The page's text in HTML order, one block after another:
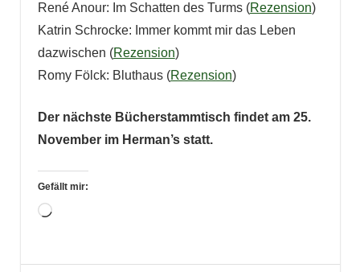
René Anour: Im Schatten des Turms (Rezension)
Katrin Schrocke: Immer kommt mir das Leben
dazwischen (Rezension)
Romy Fölck: Bluthaus (Rezension)
Der nächste Bücherstammtisch findet am 25.
November im Herman’s statt.
Gefällt mir:
Wird